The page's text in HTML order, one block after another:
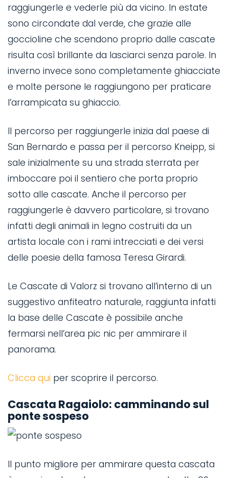
raggiungerle e vederle più da vicino. In estate
sono circondate dal verde, che grazie alle
goccioline che scendono proprio dalle cascate
risulta così brillante da lasciarci senza parole. In
inverno invece sono completamente ghiacciate
e molte persone le raggiungono per praticare
l’arrampicata su ghiaccio.
Il percorso per raggiungerle inizia dal paese di
San Bernardo e passa per il percorso Kneipp, si
sale inizialmente su una strada sterrata per
imboccare poi il sentiero che porta proprio
sotto alle cascate. Anche il percorso per
raggiungerle è davvero particolare, si trovano
infatti degli animali in legno costruiti da un
artista locale con i rami intrecciati e dei versi
delle poesie della famosa Teresa Girardi.
Le Cascate di Valorz si trovano all’interno di un
suggestivo anfiteatro naturale, raggiunta infatti
la base delle Cascate è possibile anche
fermarsi nell’area pic nic per ammirare il
panorama.
Clicca qui per scoprire il percorso.
Cascata Ragaiolo: camminando sul
ponte sospeso
Il punto migliore per ammirare questa cascata